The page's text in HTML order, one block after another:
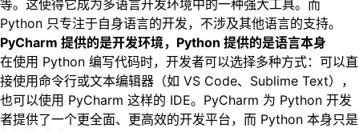
等。这使得它成为多语言开发环境中的一种强大工具。而
Python 只专注于自身语言的开发，不涉及其他语言的支持。
PyCharm 提供的是开发环境，Python 提供的是语言本身
在使用 Python 编写代码时，开发者可以选择多种方式：可以直
接使用命令行或文本编辑器（如 VS Code、Sublime Text），
也可以使用 PyCharm 这样的 IDE。PyCharm 为 Python 开发
者提供了一个更全面、更高效的开发平台，而 Python 本身只是